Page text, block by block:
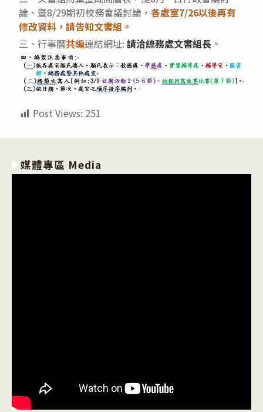
論、暨8/29期初校務會議討論， 各處室7/26以後再有
修改資料，請告知文書組。
三、行事曆共編連結網址: 請洽總務處文書組長 。
Post Views: 251
媒體專區 Media